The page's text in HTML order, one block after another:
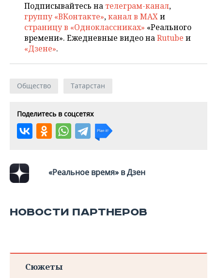
Подписывайтесь на телеграм-канал,
группу «ВКонтакте»,канал в MAXи
страницу в «Одноклассниках» «Реального
времени». Ежедневные видео наRutube и
«Дзене».
Общество Татарстан
Поделитесь в соцсетях
«Реальное время» в Дзен
НОВОСТИ ПАРТНЕРОВ
Сюжеты